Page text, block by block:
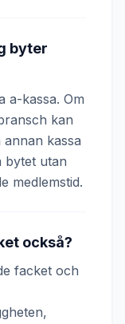
byter
a-kassa. Om
kan
kassa
bytet utan
medlemstid.
också?
facket och